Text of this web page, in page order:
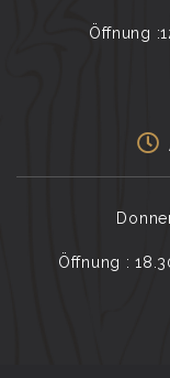
Öffnung
Öffnung :